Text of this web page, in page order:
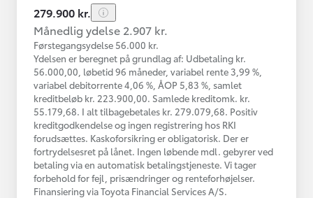
279.900 kr.
Månedlig ydelse 2.907 kr.
Førstegangsydelse 56.000 kr.
Ydelsen er beregnet på grundlag af: Udbetaling kr.
56.000,00, løbetid 96 måneder, variabel rente 3,99 %,
variabel debitorrente 4,06 %, ÅOP 5,83 %, samlet
kreditbeløb kr. 223.900,00. Samlede kreditomk. kr.
55.179,68. I alt tilbagebetales kr. 279.079,68. Positiv
kreditgodkendelse og ingen registrering hos RKI
forudsættes. Kaskoforsikring er obligatorisk. Der er
fortrydelsesret på lånet. Ingen løbende mdl. gebyrer ved
betaling via en automatisk betalingstjeneste. Vi tager
forbehold for fejl, prisændringer og renteforhøjelser.
Finansiering via Toyota Financial Services A/S.